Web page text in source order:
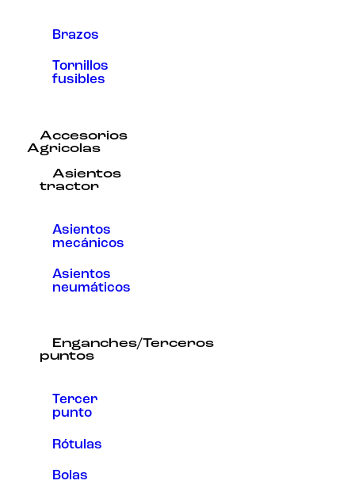
Brazos
Tornillos
fusibles
Accesorios
Agricolas
Asientos
tractor
Asientos
mecánicos
Asientos
neumáticos
Enganches/Terceros
puntos
Tercer
punto
Rótulas
Bolas